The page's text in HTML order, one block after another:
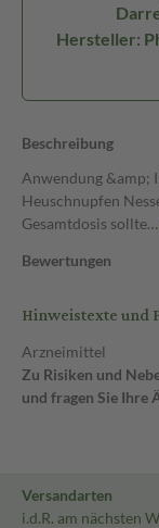
Hersteller:
Beschreibung
Anwendung &amp;
Heuschnupfen
Gesamtdosis sollte…
Bewertungen
Hinweistexte und
Arzneimittel
Zu Risiken und
und fragen Sie Ihre
Versandarten
i.d.R. am nächsten